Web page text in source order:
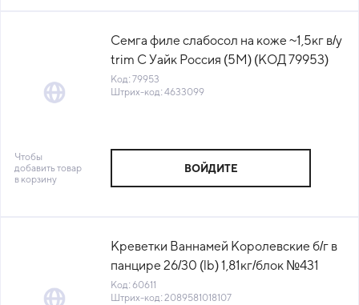
Семга филе слабосол на коже ~1,5кг в/у
trim C Уайк Россия (5М) (КОД 79953)
(-18°С)
Код: 79953
Штрих-код: 4633099
Чтобы
добавить товар
в корзину
ВОЙДИТЕ
Креветки Ваннамей Королевские б/г в
панцире 26/30 (lb) 1,81кг/блок №431
Эквадор (КОД 60611) (-18°С)
Код: 60611
Штрих-код: 2089581018107